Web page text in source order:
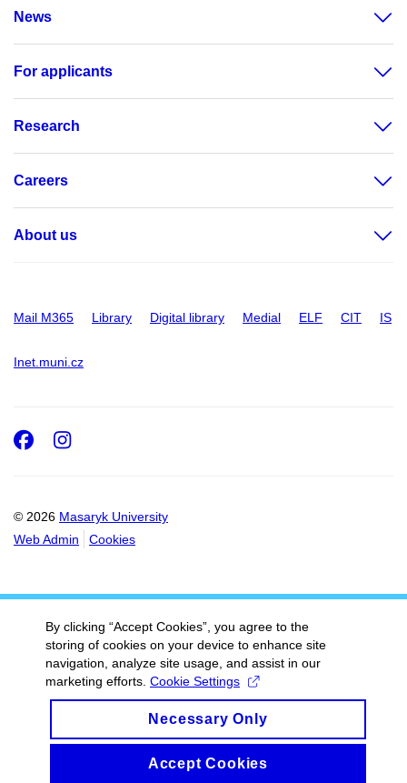
News
For applicants
Research
Careers
About us
Mail M365 Library Digital library Medial ELF CIT IS
Inet.muni.cz
© 2026 Masaryk University
Web Admin
Cookies
Facebook
Instagram
By clicking “Accept Cookies”, you agree to the
storing of cookies on your device to enhance site
navigation, analyze site usage, and assist in our
marketing efforts. Cookie Settings
Necessary Only
Accept Cookies